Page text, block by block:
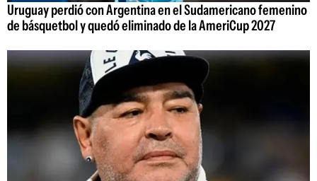
Uruguay perdió con Argentina en el Sudamericano femenino
de básquetbol y quedó eliminado de la AmeriCup 2027